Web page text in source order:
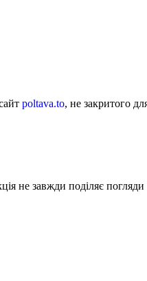
poltava.to, не закритого
не завжди поділяє погляди